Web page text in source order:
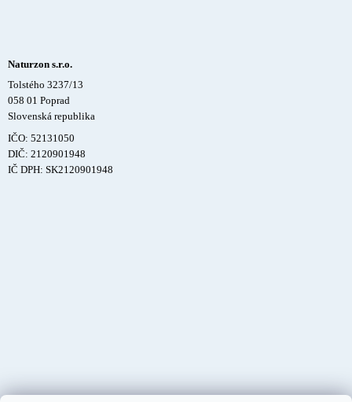
Naturzon s.r.o.
Tolstého 3237/13
058 01 Poprad
Slovenská republika
IČO: 52131050
DIČ: 2120901948
IČ DPH: SK2120901948